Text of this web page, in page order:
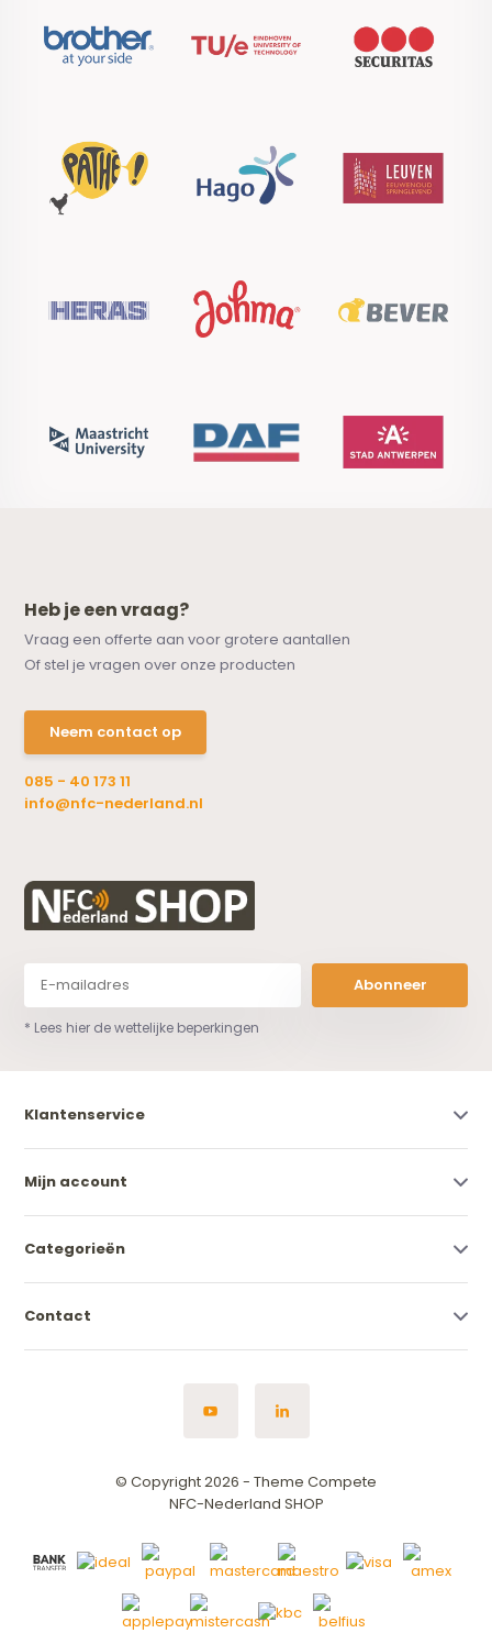
Heb je een vraag?
Vraag een offerte aan voor grotere aantallen
Of stel je vragen over onze producten
Neem contact op
085 - 40 173 11
info@nfc-nederland.nl
Abonneer
* Lees hier de wettelijke beperkingen
Klantenservice
Mijn account
Categorieën
Contact
© Copyright 2026 - Theme Compete
NFC-Nederland SHOP